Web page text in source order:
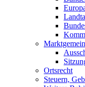
Ortsrecht
Steuern,